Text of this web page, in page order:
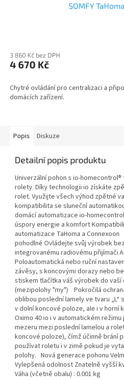
SOMFY
3 860 Kč bez DPH
4 670 Kč
Chytré ovládání pro centralizaci a
domácích zařízení.
Popis Diskuze
Detailní popis produktu
Univerzální pohon s io-
rolety. Díky technologii io získáte
rolet. Využijte všech výhod zpětné
kompatibilita se sluneční
domácí automatizace io-
úspory energie a komfort
automatizace TaHoma a
pohodlné Ovládejte svůj výrobek
integrovanému radiovému přijímači
Poloautomatická nebo ruční
závěsy, s koncovými dorazy nebo
stiskem tlačítka váš výrobek do
(mezipolohy "my") Pokročilá
oblibou poslední lamely ve tvaru
v dolní koncové poloze, ale i v horní
Oximo 40 io i v automatickém
mezeru mezi poslední lamelou a
koncové poloze), čímž účinně brání
používat roletu i v zimě pokud je
polohy. Nová generace pohonu
Vylepšená odolnost Znatelně vyšší
Váha (včetně obalu) : 0.001 kg